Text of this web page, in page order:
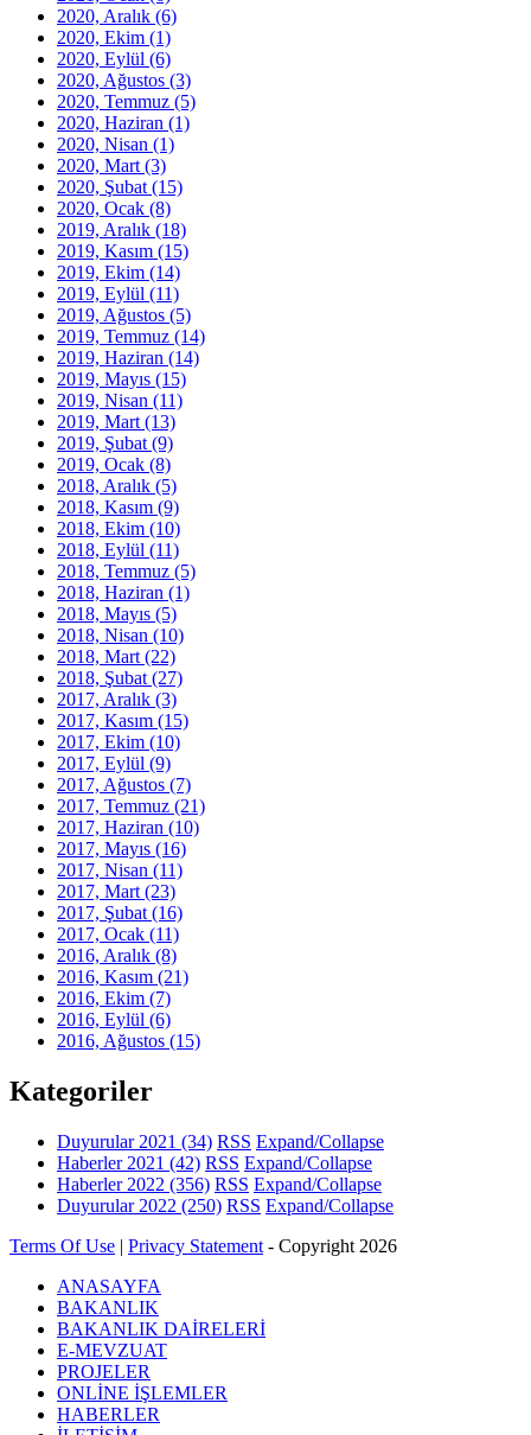
2020, Aralık (6)
2020, Ekim (1)
2020, Eylül (6)
2020, Ağustos (3)
2020, Temmuz (5)
2020, Haziran (1)
2020, Nisan (1)
2020, Mart (3)
2020, Şubat (15)
2020, Ocak (8)
2019, Aralık (18)
2019, Kasım (15)
2019, Ekim (14)
2019, Eylül (11)
2019, Ağustos (5)
2019, Temmuz (14)
2019, Haziran (14)
2019, Mayıs (15)
2019, Nisan (11)
2019, Mart (13)
2019, Şubat (9)
2019, Ocak (8)
2018, Aralık (5)
2018, Kasım (9)
2018, Ekim (10)
2018, Eylül (11)
2018, Temmuz (5)
2018, Haziran (1)
2018, Mayıs (5)
2018, Nisan (10)
2018, Mart (22)
2018, Şubat (27)
2017, Aralık (3)
2017, Kasım (15)
2017, Ekim (10)
2017, Eylül (9)
2017, Ağustos (7)
2017, Temmuz (21)
2017, Haziran (10)
2017, Mayıs (16)
2017, Nisan (11)
2017, Mart (23)
2017, Şubat (16)
2017, Ocak (11)
2016, Aralık (8)
2016, Kasım (21)
2016, Ekim (7)
2016, Eylül (6)
2016, Ağustos (15)
Kategoriler
Duyurular 2021 (34) RSS Expand/Collapse
Haberler 2021 (42) RSS Expand/Collapse
Haberler 2022 (356) RSS Expand/Collapse
Duyurular 2022 (250) RSS Expand/Collapse
Terms Of Use | Privacy Statement - Copyright 2026
ANASAYFA
BAKANLIK
BAKANLIK DAİRELERİ
E-MEVZUAT
PROJELER
ONLİNE İŞLEMLER
HABERLER